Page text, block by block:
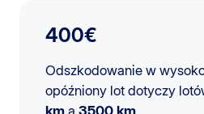
400€
Odszkodowanie w
opóźniony lot dotyczy
km a 3500 km